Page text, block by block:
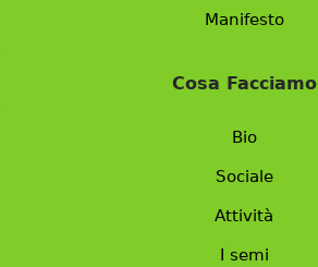
Manifesto
Cosa Facciamo
Bio
Sociale
Attività
I semi